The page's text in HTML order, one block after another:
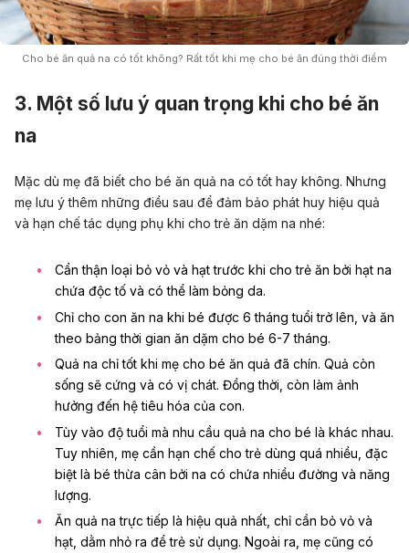
Cho bé ăn quả na có tốt không? Rất tốt khi mẹ cho bé ăn đúng thời điểm
3. Một số lưu ý quan trọng khi cho bé ăn
na
Mặc dù mẹ đã biết cho bé ăn quả na có tốt hay không. Nhưng
mẹ lưu ý thêm những điều sau để đảm bảo phát huy hiệu quả
và hạn chế tác dụng phụ khi cho trẻ ăn dặm na nhé:
Cẩn thận loại bỏ vỏ và hạt trước khi cho trẻ ăn bởi hạt na
chứa độc tố và có thể làm bỏng da.
Chỉ cho con ăn na khi bé được 6 tháng tuổi trở lên, và ăn
theo bảng thời gian ăn dặm cho bé 6-7 tháng.
Quả na chỉ tốt khi mẹ cho bé ăn quả đã chín. Quả còn
sống sẽ cứng và có vị chát. Đồng thời, còn làm ảnh
hưởng đến hệ tiêu hóa của con.
Tùy vào độ tuổi mà nhu cầu quả na cho bé là khác nhau.
Tuy nhiên, mẹ cần hạn chế cho trẻ dùng quá nhiều, đặc
biệt là bé thừa cân bởi na có chứa nhiều đường và năng
lượng.
Ăn quả na trực tiếp là hiệu quả nhất, chỉ cần bỏ vỏ và
hạt, dằm nhỏ ra để trẻ sử dụng. Ngoài ra, mẹ cũng có